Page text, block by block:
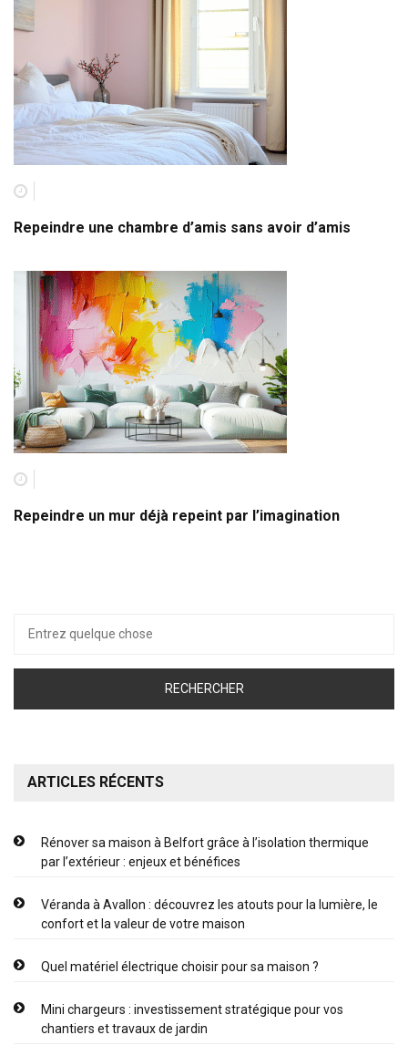
Repeindre une chambre d’amis sans avoir d’amis
Repeindre un mur déjà repeint par l’imagination
pour :
ARTICLES RÉCENTS
Rénover sa maison à Belfort grâce à l’isolation thermique
par l’extérieur : enjeux et bénéfices
Véranda à Avallon : découvrez les atouts pour la lumière, le
confort et la valeur de votre maison
Quel matériel électrique choisir pour sa maison ?
Mini chargeurs : investissement stratégique pour vos
chantiers et travaux de jardin